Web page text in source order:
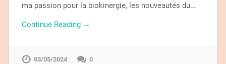
ma passion pour la biokinergie, les nouveautés du…
Continue Reading →
03/05/2024 0